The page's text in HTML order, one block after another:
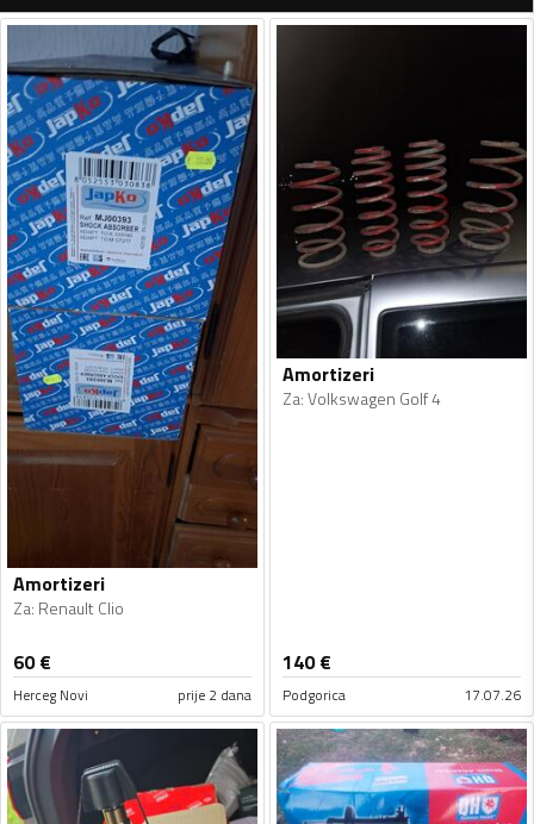
Amortizeri
Za: Renault Clio
60€
Herceg Novi prije 2 dana
Amortizeri
Za:Volkswagen Golf 4
140€
Podgorica 17.07.26